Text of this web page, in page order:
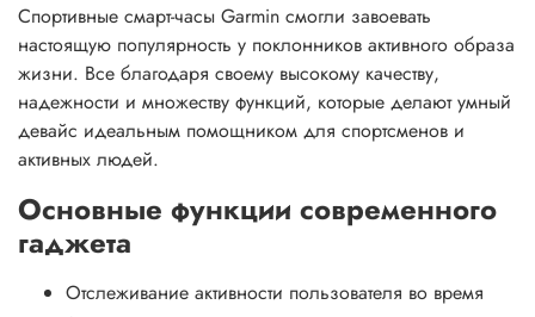
Спортивные смарт-часы Garmin смогли завоевать
настоящую популярность у поклонников активного образа
жизни. Все благодаря своему высокому качеству,
надежности и множеству функций, которые делают умный
девайс идеальным помощником для спортсменов и
активных людей.
Основные функции современного
гаджета
Отслеживание активности пользователя во время